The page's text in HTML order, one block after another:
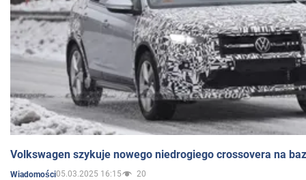
Volkswagen szykuje nowego niedrogiego crossovera na
Wiadomości05.03.2025 16:15 20